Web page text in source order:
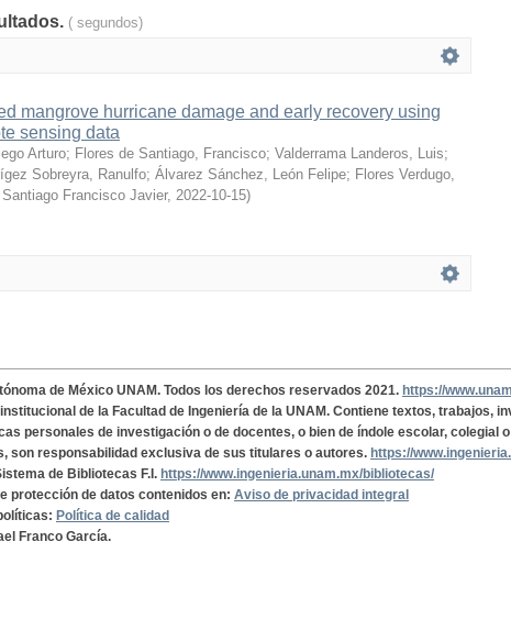
( segundos)
mangrove hurricane damage and early recovery using
sensing data
Arturo; Flores de Santiago, Francisco; Valderrama Landeros, Luis;
Sobreyra, Ranulfo; Álvarez Sánchez, León Felipe; Flores Verdugo,
Francisco Javier, 2022-10-15)
de México UNAM. Todos los derechos reservados 2021. https://
de la Facultad de Ingeniería de la UNAM. Contiene textos, trabajos,
personales de investigación o de docentes, o bien de índole escolar, colegial
son responsabilidad exclusiva de sus titulares o autores. https://
de Bibliotecas F.I. https://www.ingenieria.unam.mx/bibliotecas/
protección de datos contenidos en: Aviso de privacidad integral
Política de calidad
Franco García.